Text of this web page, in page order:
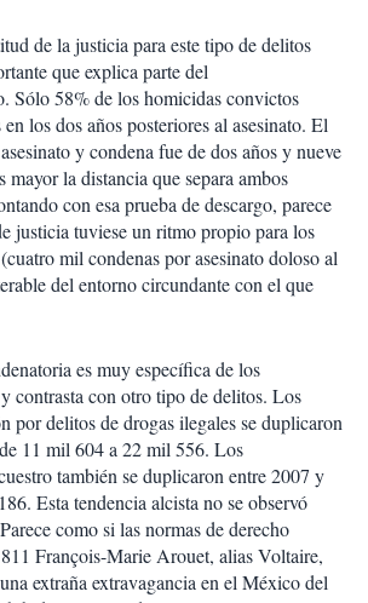
de la justicia para este tipo de delitos
que explica parte del
Sólo 58% de los homicidas convictos
los dos años posteriores al asesinato. El
y condena fue de dos años y nueve
mayor la distancia que separa ambos
con esa prueba de descargo, parece
justicia tuviese un ritmo propio para los
mil condenas por asesinato doloso al
del entorno circundante con el que
es muy específica de los
contrasta con otro tipo de delitos. Los
por delitos de drogas ilegales se duplicaron
11 mil 604 a 22 mil 556. Los
también se duplicaron entre 2007 y
Esta tendencia alcista no se observó
como si las normas de derecho
François-Marie Arouet, alias Voltaire,
extraña extravagancia en el México del